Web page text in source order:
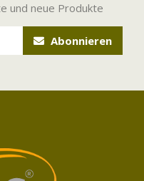
und neue Produkte
Abonnieren